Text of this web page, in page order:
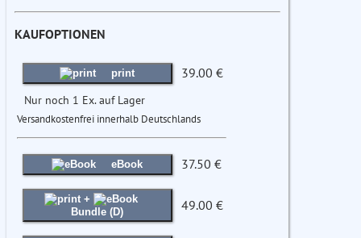
KAUFOPTIONEN
print 39.00 €
Nur noch 1 Ex. auf Lager
Versandkostenfrei innerhalb Deutschlands
eBook 37.50 €
+
Bundle (D)
49.00 €